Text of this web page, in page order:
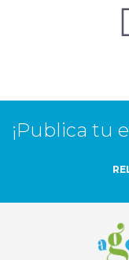
¡Publica tu